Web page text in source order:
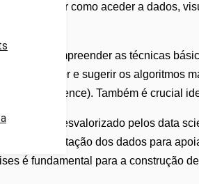
aprender como aceder a dados,
compreender as técnicas
conhecer e sugerir os algoritmos
de data science). Também é crucial
desvalorizado pelos data
e apresentação dos dados para
é fundamental para a construção